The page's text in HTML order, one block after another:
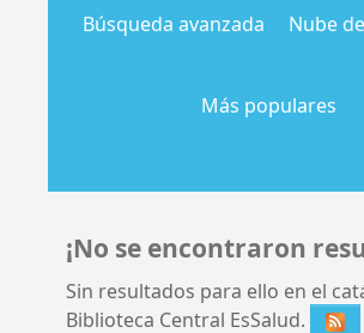
Búsqueda avanzada Nube
Más populares
¡No se encontraron
Sin resultados para ello en el
Biblioteca Central EsSalud.